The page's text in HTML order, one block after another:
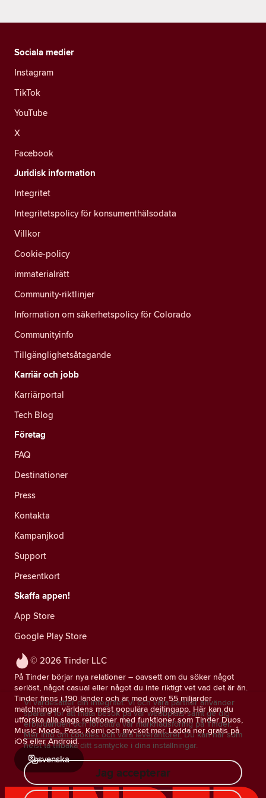
© 2026 Tinder LLC
På Tinder börjar nya relationer – oavsett om du söker något
seriöst, något casual eller något du inte riktigt vet vad det är än.
Tinder finns i 190 länder och är med över 55 miljarder
matchningar världens mest populära dejtingapp. Här kan du
utforska alla slags relationer med funktioner som Tinder Duos,
Music Mode, Pass, Kemi och mycket mer. Ladda ner gratis på
iOS eller Android.
svenska
Sociala medier
Instagram
TikTok
YouTube
X
Facebook
Juridisk information
Integritet
Integritetspolicy för konsumenthälsodata
Villkor
Cookie-policy
immaterialrätt
Community-riktlinjer
Information om säkerhetspolicy för Colorado
Communityinfo
Tillgänglighetsåtagande
Karriär och jobb
Karriärportal
Tech Blog
Företag
FAQ
Destinationer
Press
Kontakta
Kampanjkod
Support
Presentkort
Skaffa appen!
App Store
Google Play Store
Vi värdesätter din integritet. Vi och våra partner använder
spårare för att mäta besök på vår webbplats samt ge dig
erbjudanden och förbättra vår marknadsföring på Tinder.
Mer info om cookies och våra leverantörer. Du kan när som
helst ta tillbaka ditt samtycke i dina inställningar.
Jag accepterar